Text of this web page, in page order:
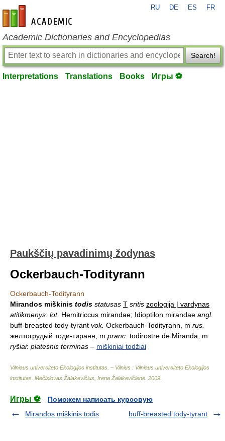
en-academic.com
RU DE ES FR
Academic Dictionaries and Encyclopedias
Search!
Interpretations Translations Books Игры ⚽
Paukščių pavadinimų žodynas
Ockerbauch-Todityrann
Ockerbauch-Todityrann
Mirandos miškinis todis statusas T sritis zoologija | vardynas
atitikmenys: lot. Hemitriccus mirandae; Idioptilon mirandae angl.
buff-breasted tody-tyrant vok. Ockerbauch-Todityrann, m rus.
желтогрудый тоди-тиранн, m pranc. todirostre de Miranda, m
ryšiai: platesnis terminas – miškiniai todžiai
Vilniaus universiteto Ekologijos institutas. – Vilnius : Vilniaus universiteto Ekologijos
institutas Mečislovas Žalakevičius, Irena Žalakevičienė 2009
Игры ⚽
Поможем написать курсовую
Mirandos miškinis todis
buff-breasted tody-tyrant